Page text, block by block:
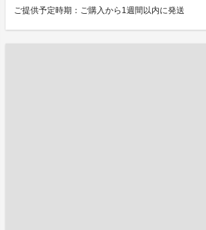
ご提供予定時期：ご購入から1週間以内に発送